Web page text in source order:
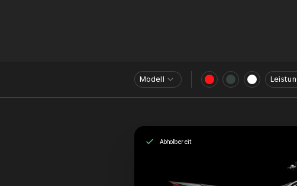
Modell
Abholbereit